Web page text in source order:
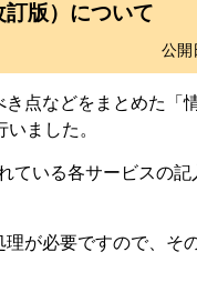
版）について
公開
点などをまとめた「
ました。
いる各サービスの記
が必要ですので、そ